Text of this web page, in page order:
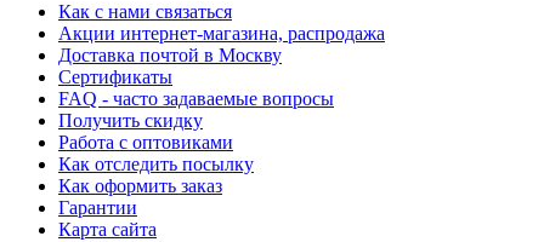
Как с нами связаться
Акции интернет-магазина, распродажа
Доставка почтой в Москву
Сертификаты
FAQ - часто задаваемые вопросы
Получить скидку
Работа с оптовиками
Как отследить посылку
Как оформить заказ
Гарантии
Карта сайта